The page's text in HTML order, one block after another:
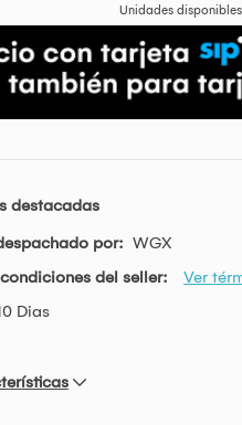
Unidades
destacadas
por: WGX
del seller:
Ver
Dias